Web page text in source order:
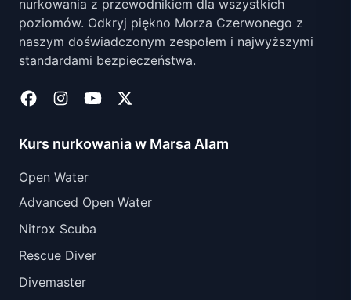
nurkowania z przewodnikiem dla wszystkich
poziomów. Odkryj piękno Morza Czerwonego z
naszym doświadczonym zespołem i najwyższymi
standardami bezpieczeństwa.
Kurs nurkowania w Marsa Alam
Open Water
Advanced Open Water
Nitrox Scuba
Rescue Diver
Divemaster